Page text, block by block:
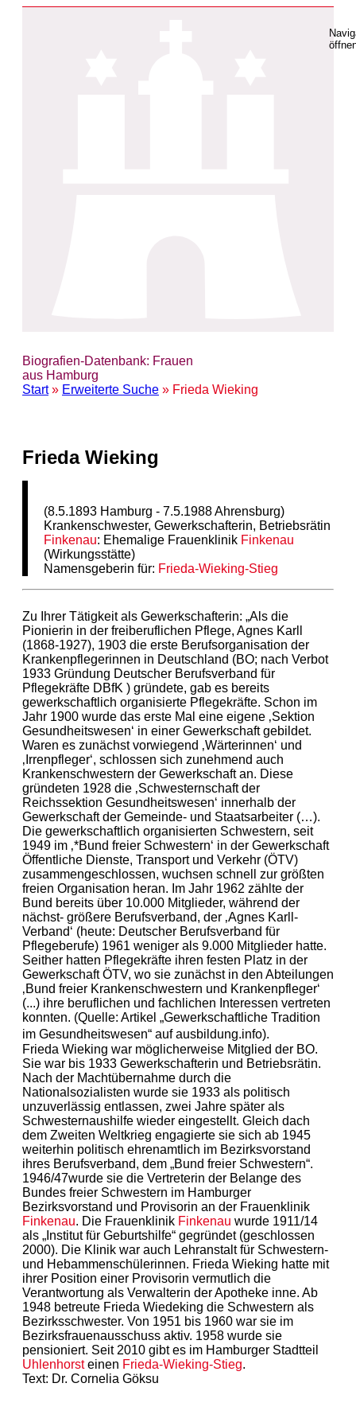
Biografien-Datenbank: Frauen
aus Hamburg
Start» Erweiterte Suche » Frieda Wieking
Frieda Wieking
(8.5.1893 Hamburg - 7.5.1988 Ahrensburg)
Krankenschwester, Gewerkschafterin, Betriebsrätin
Finkenau: Ehemalige Frauenklinik Finkenau
(Wirkungsstätte)
Namensgeberin für: Frieda-Wieking-Stieg
Zu Ihrer Tätigkeit als Gewerkschafterin: „Als die
Pionierin in der freiberuflichen Pflege, Agnes Karll
(1868-1927), 1903 die erste Berufsorganisation der
Krankenpflegerinnen in Deutschland (BO; nach Verbot
1933 Gründung Deutscher Berufsverband für
Pflegekräfte DBfK ) gründete, gab es bereits
gewerkschaftlich organisierte Pflegekräfte. Schon im
Jahr 1900 wurde das erste Mal eine eigene ‚Sektion
Gesundheitswesen‘ in einer Gewerkschaft gebildet.
Waren es zunächst vorwiegend ‚Wärterinnen‘ und
‚Irrenpfleger‘, schlossen sich zunehmend auch
Krankenschwestern der Gewerkschaft an. Diese
gründeten 1928 die ‚Schwesternschaft der
Reichssektion Gesundheitswesen‘ innerhalb der
Gewerkschaft der Gemeinde- und Staatsarbeiter (…).
Die gewerkschaftlich organisierten Schwestern, seit
1949 im ‚*Bund freier Schwestern‘ in der Gewerkschaft
Öffentliche Dienste, Transport und Verkehr (ÖTV)
zusammengeschlossen, wuchsen schnell zur größten
freien Organisation heran. Im Jahr 1962 zählte der
Bund bereits über 10.000 Mitglieder, während der
nächst- größere Berufsverband, der ‚Agnes Karll-
Verband‘ (heute: Deutscher Berufsverband für
Pflegeberufe) 1961 weniger als 9.000 Mitglieder hatte.
Seither hatten Pflegekräfte ihren festen Platz in der
Gewerkschaft ÖTV, wo sie zunächst in den Abteilungen
‚Bund freier Krankenschwestern und Krankenpfleger‘
(...) ihre beruflichen und fachlichen Interessen vertreten
konnten. (Quelle: Artikel „Gewerkschaftliche Tradition
im Gesundheitswesen“ auf ausbildung.info).
Frieda Wieking war möglicherweise Mitglied der BO.
Sie war bis 1933 Gewerkschafterin und Betriebsrätin.
Nach der Machtübernahme durch die
Nationalsozialisten wurde sie 1933 als politisch
unzuverlässig entlassen, zwei Jahre später als
Schwesternaushilfe wieder eingestellt. Gleich dach
dem Zweiten Weltkrieg engagierte sie sich ab 1945
weiterhin politisch ehrenamtlich im Bezirksvorstand
ihres Berufsverband, dem „Bund freier Schwestern“.
1946/47wurde sie die Vertreterin der Belange des
Bundes freier Schwestern im Hamburger
Bezirksvorstand und Provisorin an der Frauenklinik
Finkenau. Die Frauenklinik Finkenau wurde 1911/14
als „Institut für Geburtshilfe“ gegründet (geschlossen
2000). Die Klinik war auch Lehranstalt für Schwestern-
und Hebammenschülerinnen. Frieda Wieking hatte mit
ihrer Position einer Provisorin vermutlich die
Verantwortung als Verwalterin der Apotheke inne. Ab
1948 betreute Frieda Wiedeking die Schwestern als
Bezirksschwester. Von 1951 bis 1960 war sie im
Bezirksfrauenausschuss aktiv. 1958 wurde sie
pensioniert. Seit 2010 gibt es im Hamburger Stadtteil
Uhlenhorsteinen Frieda-Wieking-Stieg.
Text: Dr. Cornelia Göksu